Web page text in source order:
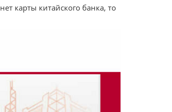
карты китайского банка, то